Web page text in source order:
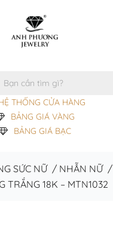
THỐNG CỬA HÀNG
BẢNG GIÁ VÀNG
BẢNG GIÁ BẠC
SỨC NỮ/ NHẪN NỮ/
TRẮNG 18K – MTN1032